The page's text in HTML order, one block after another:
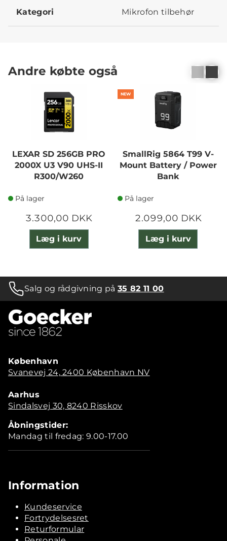
Kategori Mikrofon tilbehør
Andre købte også
LEXAR SD 256GB PRO
2000X U3 V90 UHS-II
R300/W260
På lager
3.300,00 DKK
Læg i kurv
NEW
SmallRig 5864 T99 V-
Mount Battery / Power
Bank
På lager
2.099,00 DKK
Læg i kurv
Salg og rådgivning på35 82 11 00
København
Svanevej 24, 2400 København NV
Aarhus
Sindalsvej 30, 8240 Risskov
Åbningstider:
Mandag til fredag: 9.00-17.00
Information
Kundeservice
Fortrydelsesret
Returformular